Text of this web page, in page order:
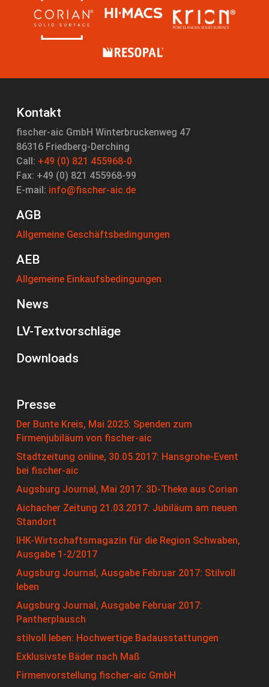
Kontakt
fischer-aic GmbH Winterbruckenweg 47
86316 Friedberg-Derching
Call: +49 (0) 821 455968-0
Fax: +49 (0) 821 455968-99
E-mail: info@fischer-aic.de
AGB
Allgemeine Geschäftsbedingungen
AEB
Allgemeine Einkaufsbedingungen
News
LV-Textvorschläge
Downloads
Presse
Der Bunte Kreis, Mai 2025: Spenden zum
Firmenjubiläum von fischer-aic
Stadtzeitung online, 30.05.2017: Hansgrohe-Event
bei fischer-aic
Augsburg Journal, Mai 2017: 3D-Theke aus Corian
Aichacher Zeitung 21.03.2017: Jubiläum am neuen
Standort
IHK-Wirtschaftsmagazin für die Region Schwaben,
Ausgabe 1-2/2017
Augsburg Journal, Ausgabe Februar 2017: Stilvoll
leben
Augsburg Journal, Ausgabe Februar 2017:
Pantherplausch
stilvoll leben: Hochwertige Badausstattungen
Exklusivste Bäder nach Maß
Firmenvorstellung fischer-aic GmbH